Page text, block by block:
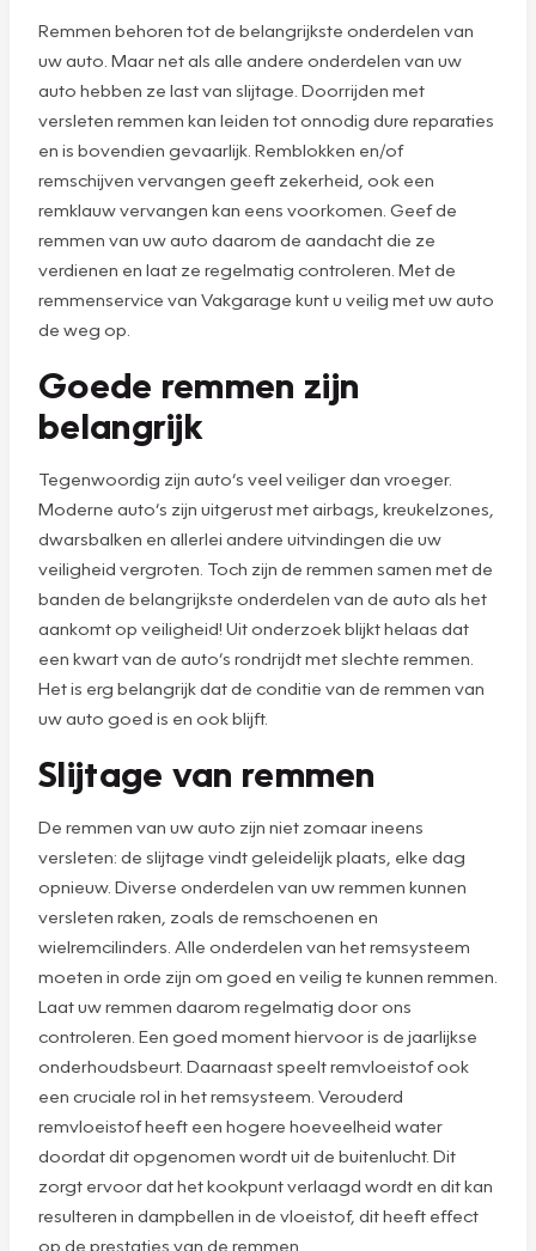
Remmen behoren tot de belangrijkste onderdelen van
uw auto. Maar net als alle andere onderdelen van uw
auto hebben ze last van slijtage. Doorrijden met
versleten remmen kan leiden tot onnodig dure reparaties
en is bovendien gevaarlijk. Remblokken en/of
remschijven vervangen geeft zekerheid, ook een
remklauw vervangen kan eens voorkomen. Geef de
remmen van uw auto daarom de aandacht die ze
verdienen en laat ze regelmatig controleren. Met de
remmenservice van Vakgarage kunt u veilig met uw auto
de weg op.
Goede remmen zijn
belangrijk
Tegenwoordig zijn auto’s veel veiliger dan vroeger.
Moderne auto’s zijn uitgerust met airbags, kreukelzones,
dwarsbalken en allerlei andere uitvindingen die uw
veiligheid vergroten. Toch zijn de remmen samen met de
banden de belangrijkste onderdelen van de auto als het
aankomt op veiligheid! Uit onderzoek blijkt helaas dat
een kwart van de auto’s rondrijdt met slechte remmen.
Het is erg belangrijk dat de conditie van de remmen van
uw auto goed is en ook blijft.
Slijtage van remmen
De remmen van uw auto zijn niet zomaar ineens
versleten: de slijtage vindt geleidelijk plaats, elke dag
opnieuw. Diverse onderdelen van uw remmen kunnen
versleten raken, zoals de remschoenen en
wielremcilinders. Alle onderdelen van het remsysteem
moeten in orde zijn om goed en veilig te kunnen remmen.
Laat uw remmen daarom regelmatig door ons
controleren. Een goed moment hiervoor is de jaarlijkse
onderhoudsbeurt. Daarnaast speelt remvloeistof ook
een cruciale rol in het remsysteem. Verouderd
remvloeistof heeft een hogere hoeveelheid water
doordat dit opgenomen wordt uit de buitenlucht. Dit
zorgt ervoor dat het kookpunt verlaagd wordt en dit kan
resulteren in dampbellen in de vloeistof, dit heeft effect
op de prestaties van de remmen.